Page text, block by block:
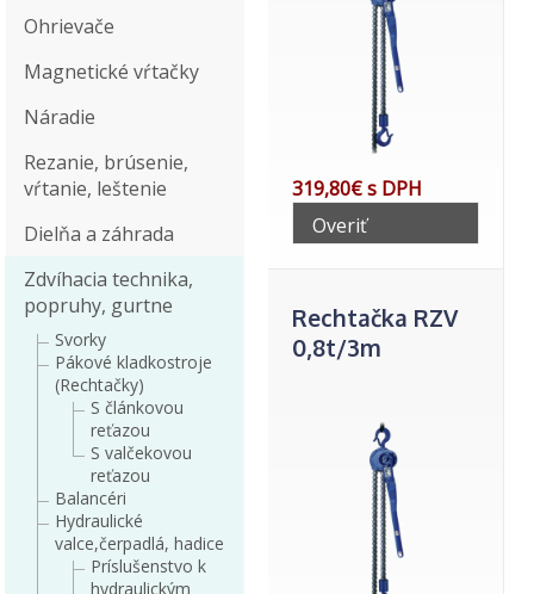
Ohrievače
Magnetické vŕtačky
Náradie
Rezanie, brúsenie,
vŕtanie, leštenie
Dielňa a záhrada
Zdvíhacia technika,
popruhy, gurtne
Svorky
Pákové kladkostroje
(Rechtačky)
S článkovou
reťazou
S valčekovou
reťazou
Balancéri
Hydraulické
valce,čerpadlá, hadice
Príslušenstvo k
hydraulickým
319,80€ s DPH
Overiť
telefonicky
Rechtačka RZV
0,8t/3m